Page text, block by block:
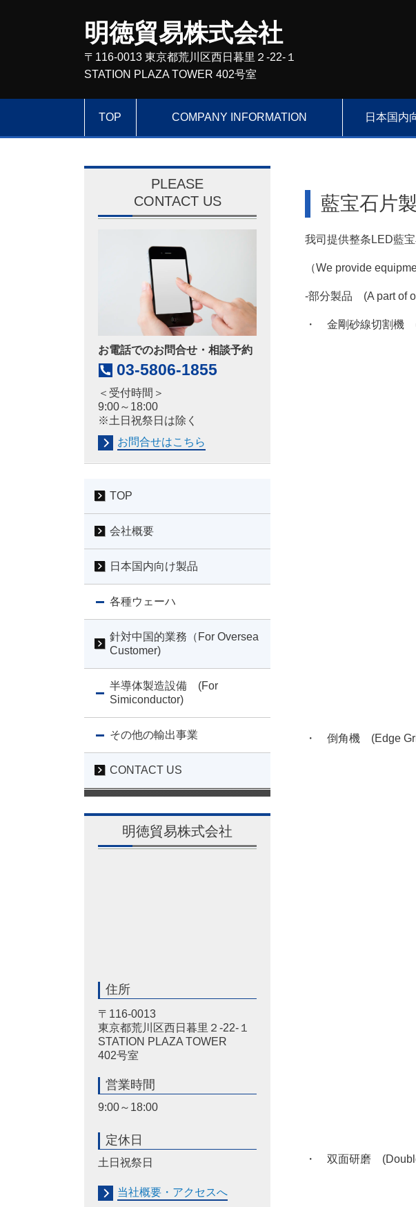
明徳貿易株式会社
〒116-0013 東京都荒川区西日暮里２-22-１
STATION PLAZA TOWER 402号室
TOP COMPANY INFORMATION 日本国内
藍宝石片
我司提供整条LED藍
（We provide
-部分製品 (A part of
・ 金剛砂線切割機
・ 倒角機 (Edge
・ 双面研磨
PLEASE
CONTACT US
お電話でのお問合せ・相談予約
03-5806-1855
＜受付時間＞
9:00～18:00
※土日祝祭日は除く
お問合せはこちら
TOP
会社概要
日本国内向け製品
各種ウェーハ
針対中国的業務（For Oversea
Customer)
半導体製造設備 (For
Simiconductor)
その他の輸出事業
CONTACT US
明徳貿易株式会社
住所
〒116-0013
東京都荒川区西日暮里２-22-１
STATION PLAZA TOWER
402号室
営業時間
9:00～18:00
定休日
土日祝祭日
当社概要・アクセスへ